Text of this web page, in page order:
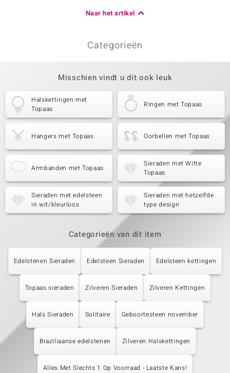
Naar het artikel
Categorieën
Misschien vindt u dit ook leuk
Halskettingen met
Topaas
Ringen met Topaas
Hangers met Topaas Oorbellen met Topaas
Armbanden met Topaas
Sieraden met Witte
Topaas
Sieraden met edelsteen
in wit/kleurloos
Sieraden met hetzelfde
type design
Categorieën van dit item
Edelstenen Sieraden Edelsteen Sieraden Edelsteen kettingen
Topaas sieraden Zilveren Sieraden Zilveren Kettingen
Hals Sieraden Solitaire Geboortesteen november
Braziliaanse edelstenen Zilveren Halskettingen
Alles Met Slechts 1 Op Voorraad - Laatste Kans!